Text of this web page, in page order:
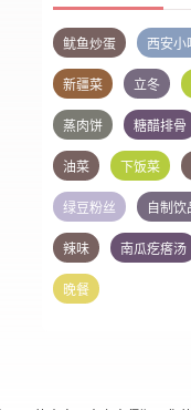
鱿鱼炒蛋 西安小
新疆菜 立冬
蒸肉饼 糖醋排骨
油菜 下饭菜
绿豆粉丝 自制饮
辣味 南瓜疙瘩汤
晚餐